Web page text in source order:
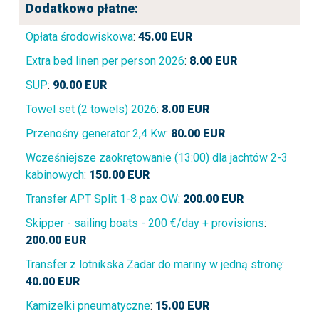
Dodatkowo płatne:
Opłata środowiskowa: 45.00 EUR
Extra bed linen per person 2026: 8.00 EUR
SUP: 90.00 EUR
Towel set (2 towels) 2026: 8.00 EUR
Przenośny generator 2,4 Kw: 80.00 EUR
Wcześniejsze zaokrętowanie (13:00) dla jachtów 2-3
kabinowych: 150.00 EUR
Transfer APT Split 1-8 pax OW: 200.00 EUR
Skipper - sailing boats - 200 €/day + provisions:
200.00 EUR
Transfer z lotnikska Zadar do mariny w jedną stronę:
40.00 EUR
Kamizelki pneumatyczne: 15.00 EUR